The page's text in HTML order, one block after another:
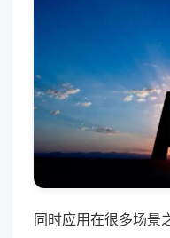
同时应用在很多场景